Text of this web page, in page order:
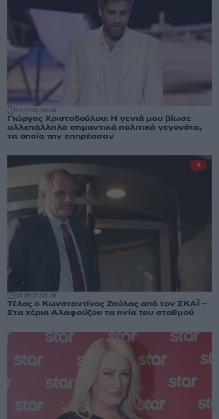
17:4307.08.26
Γιώργος Χριστοδούλου: Η γενιά μου βίωσε
αλλεπάλληλα σημαντικά πολιτικά γεγονότα,
τα οποία την επηρέασαν
15:5807.08.26
Τέλος ο Κωνσταντίνος Ζούλας από τον ΣΚΑΪ –
Στα χέρια Αλαφούζου τα ηνία του σταθμού
9